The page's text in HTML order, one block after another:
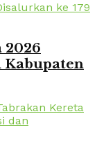
2026
Kabupaten